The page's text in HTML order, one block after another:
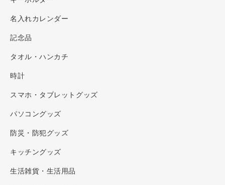
名入れカレンダー
記念品
タオル・ハンカチ
時計
スマホ・タブレットグッズ
パソコングッズ
防災・防犯グッズ
キッチングッズ
生活雑貨・生活用品